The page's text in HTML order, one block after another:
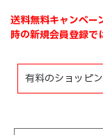
送料無料キャンペー
時の新規会員登録で
有料のショッピ